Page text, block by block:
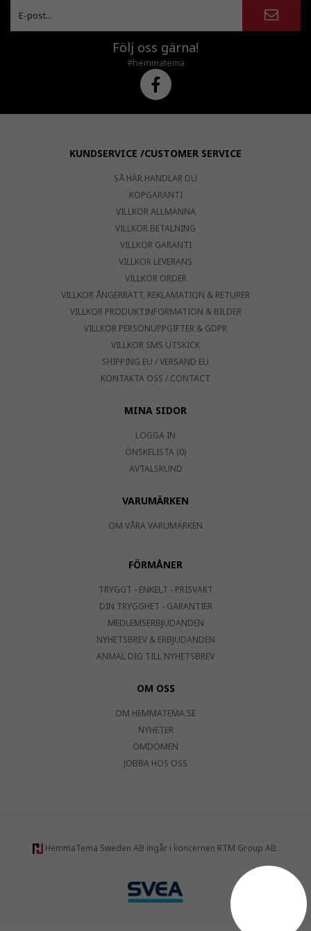
Följ oss gärna!
#hemmatema
KUNDSERVICE /CUSTOMER SERVICE
SÅ HÄR HANDLAR DU
KÖPGARANTI
VILLKOR ALLMÄNNA
VILLKOR BETALNING
VILLKOR GARANTI
VILLKOR LEVERANS
VILLKOR ORDER
VILLKOR ÅNGERRÄTT, REKLAMATION & RETURER
VILLKOR PRODUKTINFORMATION & BILDER
VILLKOR PERSONUPPGIFTER & GDPR
VILLKOR SMS UTSKICK
SHIPPING EU / VERSAND EU
KONTAKTA OSS / CONTACT
MINA SIDOR
LOGGA IN
ÖNSKELISTA (0)
AVTALSKUND
VARUMÄRKEN
OM VÅRA VARUMÄRKEN
FÖRMÅNER
TRYGGT - ENKELT - PRISVÄRT
DIN TRYGGHET - GARANTIER
MEDLEMSERBJUDANDEN
NYHETSBREV & ERBJUDANDEN
ANMÄL DIG TILL NYHETSBREV
OM OSS
OM HEMMATEMA.SE
NYHETER
OMDÖMEN
JOBBA HOS OSS
HemmaTema Sweden AB ingår i koncernen RTM Group AB.